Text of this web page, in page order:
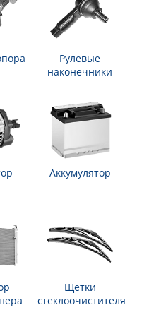
Рулевые
наконечники
Аккумулятор
Щетки
стеклоочистителя